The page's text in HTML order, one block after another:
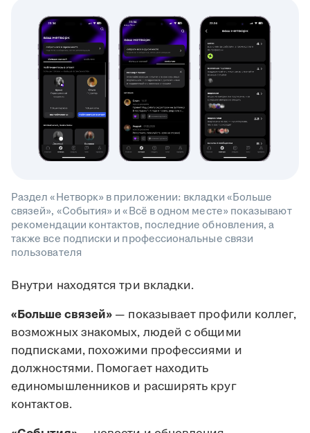
Раздел «Нетворк» в приложении: вкладки «Больше
связей», «События» и «Всё в одном месте» показывают
рекомендации контактов, последние обновления, а
также все подписки и профессиональные связи
пользователя
Внутри находятся три вкладки.
«Больше связей» — показывает профили коллег,
возможных знакомых, людей с общими
подписками, похожими профессиями и
должностями. Помогает находить
единомышленников и расширять круг
контактов.